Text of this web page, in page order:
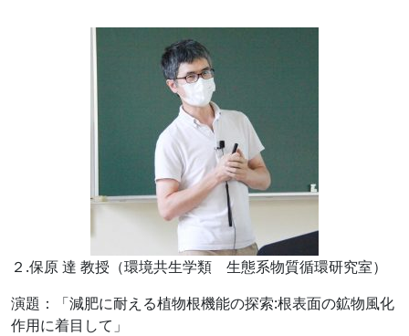
２.保原 達 教授（環境共生学類 生態系物質循環研究室）
演題：「減肥に耐える植物根機能の探索:根表面の鉱物風化
作用に着目して」